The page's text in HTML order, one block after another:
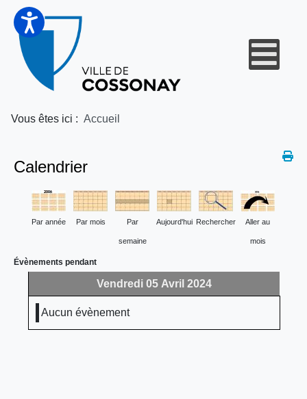
Vous êtes ici : Accueil
Calendrier
Par année Par mois Par
semaine
Aujourd'hui Rechercher Aller au
mois
Évènements pendant
Vendredi 05 Avril 2024
Aucun évènement